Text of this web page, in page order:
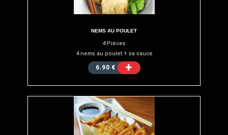
NEMS AU POULET
4 Pièces
4 nems au poulet + sa sauce
6.90 € +